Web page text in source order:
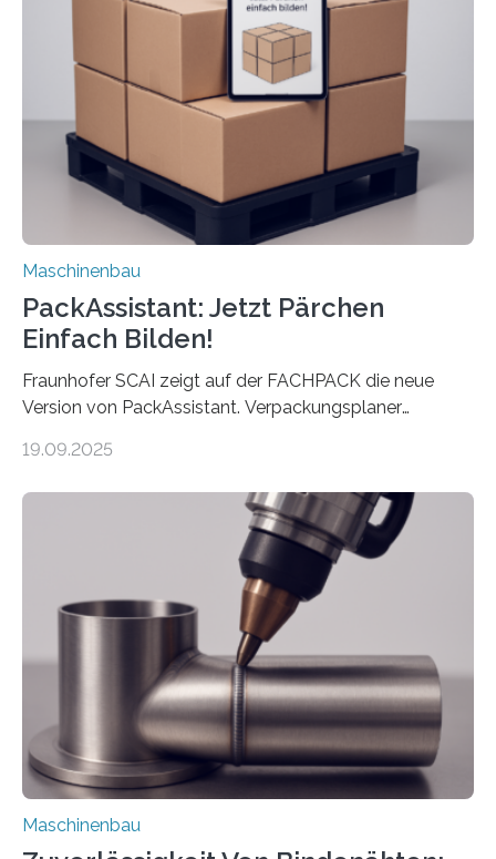
umzurüsten ist ein Job für echte Profis. Eine solche
Maschine faltet in Druckereien Broschüren, Prospekte,
Landkarten und vieles mehr – mehrere Zehntausend
Exemplare pro Stunde. Je nach Maschinentyp und
Auftrag kann das Umrüsten…
Maschinenbau
PackAssistant: Jetzt Pärchen
Einfach Bilden!
Fraunhofer SCAI zeigt auf der FACHPACK die neue
Version von PackAssistant. Verpackungsplaner
Automobil, Maschinenbau und in der Zulieferindustrie.
Teile als eine Einheit verpacken. Die Anordnung kann
der Benutzer vorgeben und erhält so mehr Kontrolle
über die Positionierung der Bauteile. Die ebenfalls neue
Automatisierungsschnittstelle dient dazu, die Software
besser in spezifische Unternehmensprozesse
einzubinden. Sankt Augustin – Zur Messe FACHPACK
vom 23. bis 25. September in Nürnberg…
19.09.2025
Maschinenbau